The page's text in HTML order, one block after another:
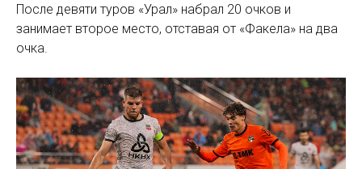
После девяти туров «Урал» набрал 20 очков и
занимает второе место, отставая от «Факела» на два
очка.